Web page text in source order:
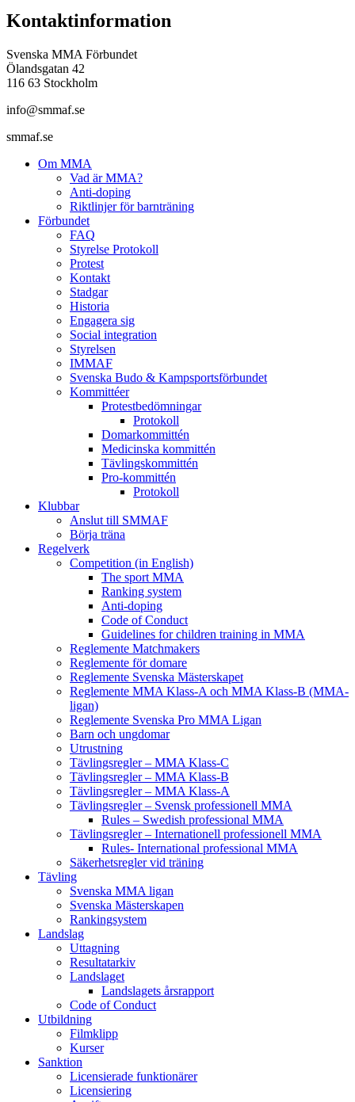
Kontaktinformation
Svenska MMA Förbundet
Ölandsgatan 42
116 63 Stockholm
info@smmaf.se
smmaf.se
Om MMA
Vad är MMA?
Anti-doping
Riktlinjer för barnträning
Förbundet
FAQ
Styrelse Protokoll
Protest
Kontakt
Stadgar
Historia
Engagera sig
Social integration
Styrelsen
IMMAF
Svenska Budo & Kampsportsförbundet
Kommittéer
Protestbedömningar
Protokoll
Domarkommittén
Medicinska kommittén
Tävlingskommittén
Pro-kommittén
Protokoll
Klubbar
Anslut till SMMAF
Börja träna
Regelverk
Competition (in English)
The sport MMA
Ranking system
Anti-doping
Code of Conduct
Guidelines for children training in MMA
Reglemente Matchmakers
Reglemente för domare
Reglemente Svenska Mästerskapet
Reglemente MMA Klass-A och MMA Klass-B (MMA-
ligan)
Reglemente Svenska Pro MMA Ligan
Barn och ungdomar
Utrustning
Tävlingsregler – MMA Klass-C
Tävlingsregler – MMA Klass-B
Tävlingsregler – MMA Klass-A
Tävlingsregler – Svensk professionell MMA
Rules – Swedish professional MMA
Tävlingsregler – Internationell professionell MMA
Rules- International professional MMA
Säkerhetsregler vid träning
Tävling
Svenska MMA ligan
Svenska Mästerskapen
Rankingsystem
Landslag
Uttagning
Resultatarkiv
Landslaget
Landslagets årsrapport
Code of Conduct
Utbildning
Filmklipp
Kurser
Sanktion
Licensierade funktionärer
Licensiering